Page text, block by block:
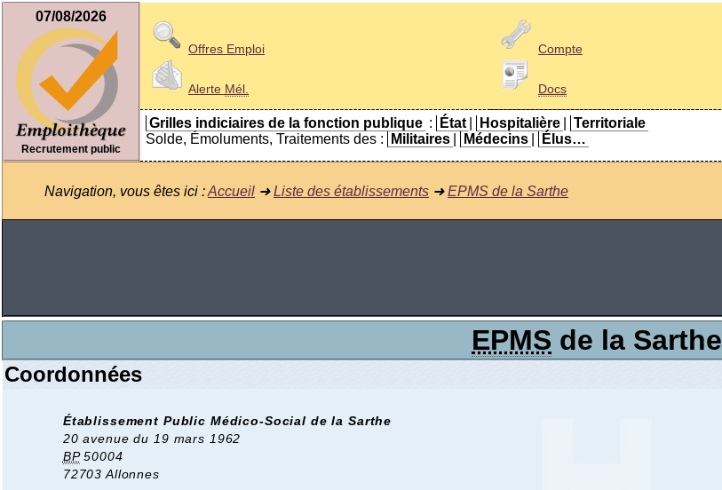
07/08/2026
Recrutement public
Offres Emploi
Alerte Mél.
Compte
Docs
Grilles indiciaires de la fonction publique : État Hospitalière
Territoriale
Solde, Émoluments, Traitements des :
Militaires Médecins Élus…
Navigation, vous êtes ici :Accueil ➜Liste des établissements ➜EPMS de la Sarthe
EPMS de la Sarthe
Coordonnées
Établissement Public Médico-Social de la Sarthe
20 avenue du 19 mars 1962
BP50004
72703 Allonnes